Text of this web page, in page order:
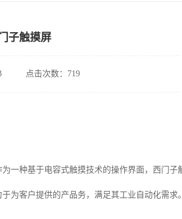
子触摸屏
点击次数：719
一种基于电容式触摸技术的操作界面，西门子
为客户提供的产品务，满足其工业自动化需求。